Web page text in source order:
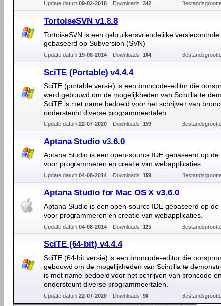
Update datum:09-02-2018 Downloads :342
TortoiseSVN v1.8.8
TortoiseSVN is een gebruikersvriendelijke versiecontrole
gebaseerd op Subversion (SVN)
Update datum:19-08-2014 Downloads :164
SciTE (Portable) v4.4.4
SciTE (portable versie) is een broncode-editor die
werd gebouwd om de mogelijkheden van Scintilla te
SciTE is met name bedoeld voor het schrijven van
ondersteunt diverse programmeertalen.
Update datum:22-07-2020 Downloads :159
Aptana Studio v3.6.0
Aptana Studio is een open-source IDE gebaseerd op de
voor programmeren en creatie van webapplicaties.
Update datum:04-08-2014 Downloads :159
Aptana Studio for Mac OS X v3.6.0
Aptana Studio is een open-source IDE gebaseerd op de
voor programmeren en creatie van webapplicaties.
Update datum:04-08-2014 Downloads :125
SciTE (64-bit) v4.4.4
SciTE (64-bit versie) is een broncode-editor die
gebouwd om de mogelijkheden van Scintilla te
is met name bedoeld voor het schrijven van broncode en
ondersteunt diverse programmeertalen.
Update datum:22-07-2020 Downloads :98